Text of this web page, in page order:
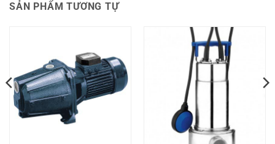
SẢN PHẨM TƯƠNG TỰ